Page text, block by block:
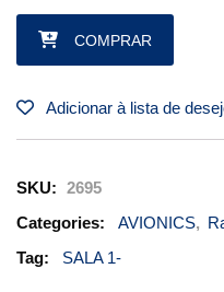
PAINEL DE ÁUDIO
COMPRAR
Adicionar à lista de
SKU: 2695
Categories:
AVIONICS,
Tag:
SALA 1-